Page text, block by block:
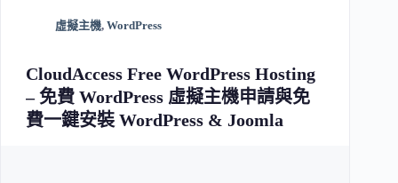
虛擬主機, WordPress
CloudAccess Free WordPress Hosting
– 免費 WordPress 虛擬主機申請與免
費一鍵安裝 WordPress & Joomla